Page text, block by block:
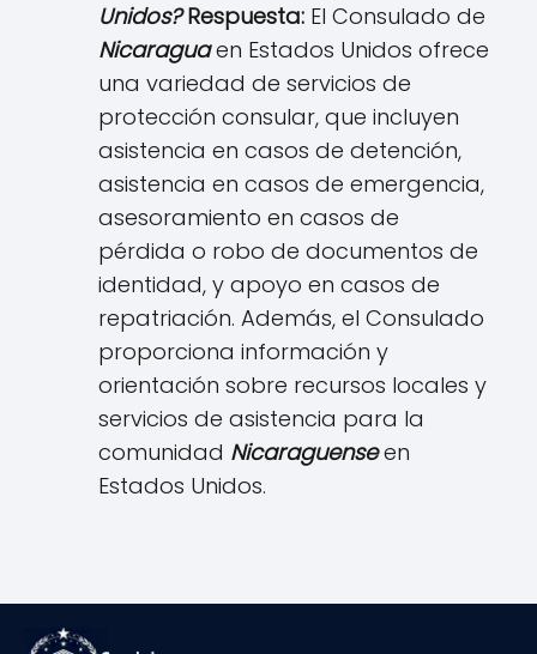
Unidos? Respuesta: El Consulado de
Nicaraguaen Estados Unidos ofrece
una variedad de servicios de
protección consular, que incluyen
asistencia en casos de detención,
asistencia en casos de emergencia,
asesoramiento en casos de
pérdida o robo de documentos de
identidad, y apoyo en casos de
repatriación. Además, el Consulado
proporciona información y
orientación sobre recursos locales y
servicios de asistencia para la
comunidad Nicaraguenseen
Estados Unidos.